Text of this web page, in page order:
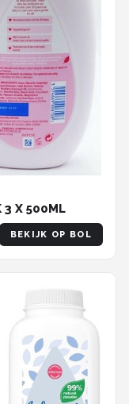
Johnson's Baby Lotion NEW PACK 3 X 500ML
BEKIJK OP BOL